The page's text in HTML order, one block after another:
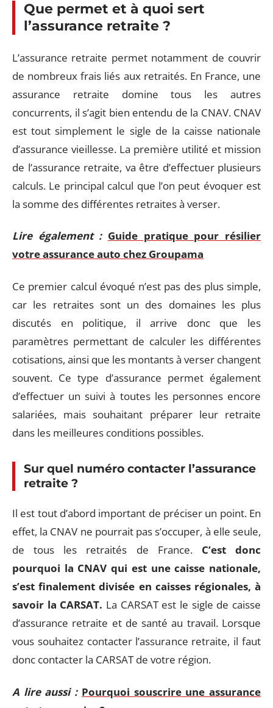
Que permet et à quoi sert
l’assurance retraite ?
L’assurance retraite permet notamment de couvrir
de nombreux frais liés aux retraités. En France, une
assurance retraite domine tous les autres
concurrents, il s’agit bien entendu de la CNAV. CNAV
est tout simplement le sigle de la caisse nationale
d’assurance vieillesse. La première utilité et mission
de l’assurance retraite, va être d’effectuer plusieurs
calculs. Le principal calcul que l’on peut évoquer est
la somme des différentes retraites à verser.
Lire également : Guide pratique pour résilier
votre assurance auto chez Groupama
Ce premier calcul évoqué n’est pas des plus simple,
car les retraites sont un des domaines les plus
discutés en politique, il arrive donc que les
paramètres permettant de calculer les différentes
cotisations, ainsi que les montants à verser changent
souvent. Ce type d’assurance permet également
d’effectuer un suivi à toutes les personnes encore
salariées, mais souhaitant préparer leur retraite
dans les meilleures conditions possibles.
Sur quel numéro contacter l’assurance
retraite ?
Il est tout d’abord important de préciser un point. En
effet, la CNAV ne pourrait pas s’occuper, à elle seule,
de tous les retraités de France. C’est donc
pourquoi la CNAV qui est une caisse nationale,
s’est finalement divisée en caisses régionales, à
savoir la CARSAT. La CARSAT est le sigle de caisse
d’assurance retraite et de santé au travail. Lorsque
vous souhaitez contacter l’assurance retraite, il faut
donc contacter la CARSAT de votre région.
A lire aussi : Pourquoi souscrire une assurance